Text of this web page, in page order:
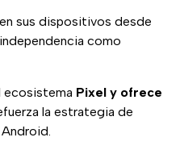
sus dispositivos desde
como
ecosistema Pixel y ofrece
la estrategia de